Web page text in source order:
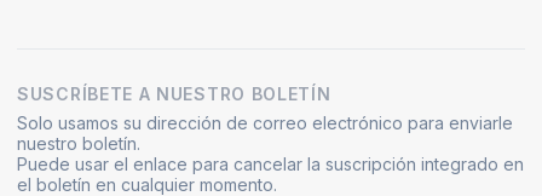
SUSCRÍBETE A NUESTRO BOLETÍN
Solo usamos su dirección de correo electrónico para enviarle
nuestro boletín.
Puede usar el enlace para cancelar la suscripción integrado en
el boletín en cualquier momento.